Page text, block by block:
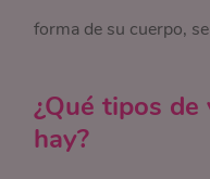
forma de su cuerpo,
¿Qué tipos
hay?